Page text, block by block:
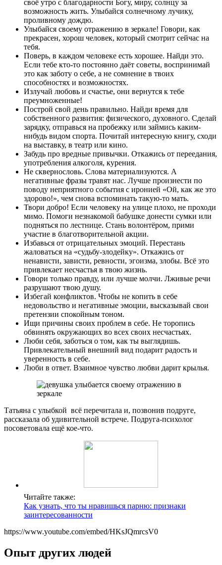
своё утро с благодарности Богу, миру, солнцу за
возможность жить. Улыбайся солнечному лучику,
проливному дождю.
Улыбайся своему отражению в зеркале! Говори, как
прекрасен, хорош человек, который смотрит сейчас на
тебя.
Поверь, в каждом человеке есть хорошее. Найди это.
Если тебе кто-то постоянно даёт советы, воспринимай
это как заботу о себе, а не сомнение в твоих
способностях и возможностях.
Излучай любовь и счастье, они вернутся к тебе
преумноженные!
Построй свой день правильно. Найди время для
собственного развития: физического, духовного. Сделай
зарядку, отправься на пробежку или займись каким-
нибудь видом спорта. Почитай интересную книгу, сходи
на выставку, в театр или кино.
Забудь про вредные привычки. Откажись от переедания,
употребления алкоголя, курения.
Не сквернословь. Слова материализуются. А
негативные фразы травят нас. Лучше произнести по
поводу неприятного события с иронией «Ой, как же это
здорово!», чем снова вспоминать такую-то мать.
Твори добро! Если человеку на улице плохо, не проходи
мимо. Помоги незнакомой бабушке донести сумки или
подняться по лестнице. Стань волонтёром, прими
участие в благотворительной акции.
Избавься от отрицательных эмоций. Перестань
жаловаться на «судьбу-злодейку». Откажись от
ненависти, зависти, ревности, эгоизма, злобы. Всё это
привлекает несчастья в твою жизнь.
Говори только правду, или лучше молчи. Лживые речи
разрушают твою душу.
Избегай конфликтов. Чтобы не копить в себе
недовольство и негативные эмоции, высказывай свои
претензии спокойным тоном.
Ищи причины своих проблем в себе. Не торопись
обвинять окружающих во всех своих несчастьях.
Люби себя, заботься о том, как ты выглядишь.
Привлекательный внешний вид подарит радость и
уверенность в себе.
Люби в ответ. Взаимное чувство любви дарит крылья.
Татьяна с улыбкой всё перечитала и, позвонив подруге,
рассказала об удивительной встрече. Подруга-психолог
посоветовала ещё кое-что.
Читайте также:
Как узнать, что ты нравишься парню: признаки
заинтересованности
https://www.youtube.com/embed/HKsJQmrcsV0
Опыт других людей